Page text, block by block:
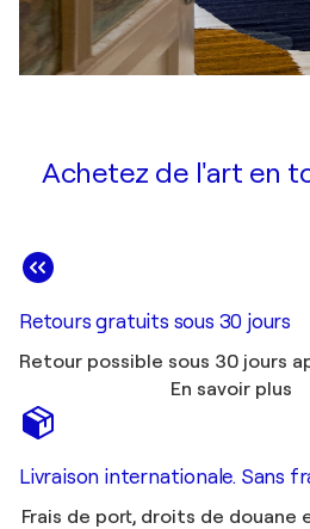
Achetez de l'art en
Retours gratuits sous 30 jours
Retour possible sous 30 jours
En savoir plus
Livraison internationale. Sans
Frais de port, droits de